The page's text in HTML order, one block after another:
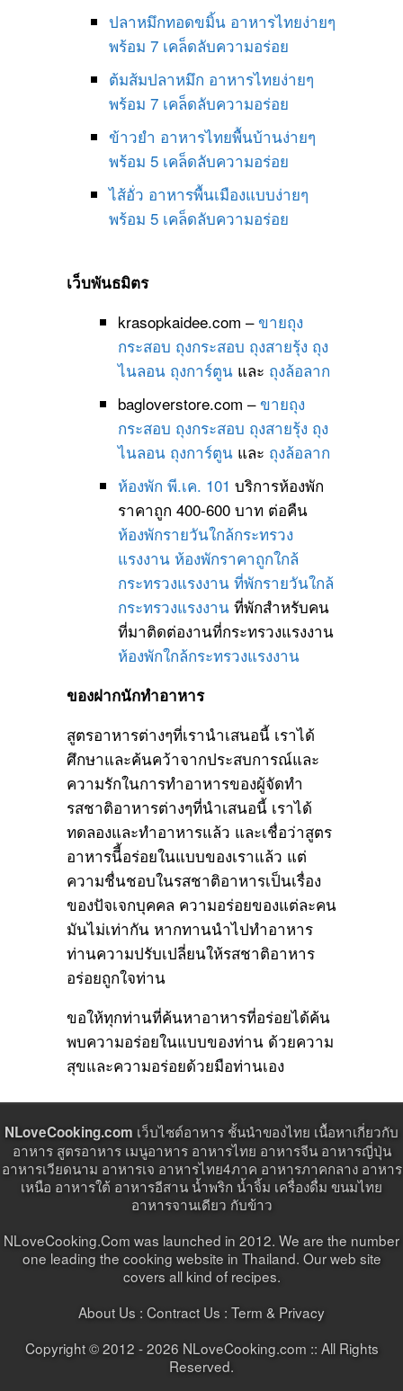
ปลาหมึกทอดขมิ้น อาหารไทยง่ายๆ
พร้อม 7 เคล็ดลับความอร่อย
ต้มส้มปลาหมึก อาหารไทยง่ายๆ
พร้อม 7 เคล็ดลับความอร่อย
ข้าวยำ อาหารไทยพื้นบ้านง่ายๆ
พร้อม 5 เคล็ดลับความอร่อย
ไส้อั่ว อาหารพื้นเมืองแบบง่ายๆ
พร้อม 5 เคล็ดลับความอร่อย
เว็บพันธมิตร
krasopkaidee.com –ขายถุง
กระสอบ ถุงกระสอบ ถุงสายรุ้ง ถุง
ไนลอน ถุงการ์ตูนและ ถุงล้อลาก
bagloverstore.com –ขายถุง
กระสอบ ถุงกระสอบ ถุงสายรุ้ง ถุง
ไนลอน ถุงการ์ตูนและ ถุงล้อลาก
ห้องพัก พี.เค. 101 บริการห้องพัก
ราคาถูก 400-600 บาท ต่อคืน
ห้องพักรายวันใกล้กระทรวง
แรงงาน ห้องพักราคาถูกใกล้
กระทรวงแรงงาน ที่พักรายวันใกล้
กระทรวงแรงงานที่พักสำหรับคน
ที่มาติดต่องานที่กระทรวงแรงงาน
ห้องพักใกล้กระทรวงแรงงาน
ของฝากนักทำอาหาร
สูตรอาหารต่างๆที่เรานำเสนอนี้ เราได้
ศึกษาและค้นคว้าจากประสบการณ์และ
ความรักในการทำอาหารของผู้จัดทำ
รสชาติอาหารต่างๆที่นำเสนอนี้ เราได้
ทดลองและทำอาหารแล้ว และเชื่อว่าสูตร
อาหารนีี้อร่อยในแบบของเราแล้ว แต่
ความชื่นชอบในรสชาติอาหารเป็นเรื่อง
ของปัจเจกบุคคล ความอร่อยของแต่ละคน
มันไม่เท่ากัน หากทานนำไปทำอาหาร
ท่านความปรับเปลี่ยนให้รสชาติอาหาร
อร่อยถูกใจท่าน
ขอให้ทุกท่านที่ค้นหาอาหารที่อร่อยได้ค้น
พบความอร่อยในแบบของท่าน ด้วยความ
สุขและความอร่อยด้วยมือท่านเอง
NLoveCooking.com เว็บไซต์อาหาร ชั้นนำของไทย เนื้อหาเกี่ยวกับ
อาหาร สูตรอาหาร เมนูอาหาร อาหารไทย อาหารจีน อาหารญี่ปุ่น
อาหารเวียดนาม อาหารเจ อาหารไทย4ภาค อาหารภาคกลาง อาหาร
เหนือ อาหารใต้ อาหารอีสาน น้ำพริก น้ำจิ้ม เครื่องดื่ม ขนมไทย
อาหารจานเดียว กับข้าว
NLoveCooking.Com was launched in 2012. We are the number
one leading the cooking website in Thailand. Our web site
covers all kind of recipes.
About Us : Contract Us : Term & Privacy
Copyright © 2012 - 2026 NLoveCooking.com :: All Rights
Reserved.